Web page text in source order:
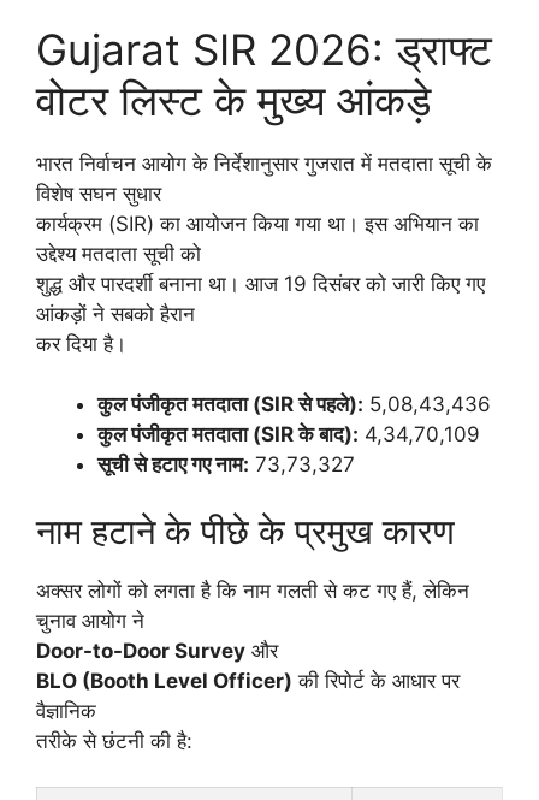
Gujarat SIR 2026: ड्राफ्ट
वोटर लिस्ट के मुख्य आंकड़े
भारत निर्वाचन आयोग के निर्देशानुसार गुजरात में मतदाता सूची के
विशेष सघन सुधार
कार्यक्रम (SIR) का आयोजन किया गया था। इस अभियान का
उद्देश्य मतदाता सूची को
शुद्ध और पारदर्शी बनाना था। आज 19 दिसंबर को जारी किए गए
आंकड़ों ने सबको हैरान
कर दिया है।
कुल पंजीकृत मतदाता (SIR से पहले): 5,08,43,436
कुल पंजीकृत मतदाता (SIR के बाद): 4,34,70,109
सूची से हटाए गए नाम: 73,73,327
नाम हटाने के पीछे के प्रमुख कारण
अक्सर लोगों को लगता है कि नाम गलती से कट गए हैं, लेकिन
चुनाव आयोग ने
Door-to-Door Survey और
BLO (Booth Level Officer) की रिपोर्ट के आधार पर
वैज्ञानिक
तरीके से छंटनी की है: